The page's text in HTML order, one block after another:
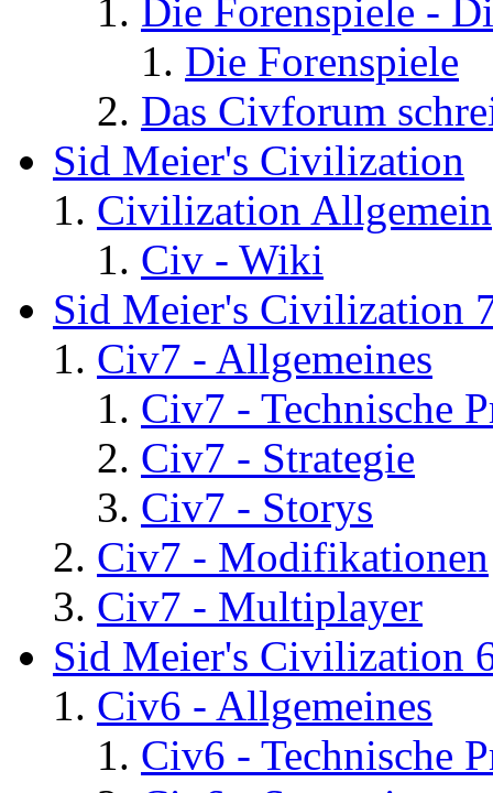
Die Forenspiele -
Die Forenspiele
Das Civforum
Sid Meier's Civilization
Civilization Allgemein
Civ - Wiki
Sid Meier's Civilization
Civ7 - Allgemeines
Civ7 - Technische
Civ7 - Strategie
Civ7 - Storys
Civ7 - Modifikationen
Civ7 - Multiplayer
Sid Meier's Civilization
Civ6 - Allgemeines
Civ6 - Technische